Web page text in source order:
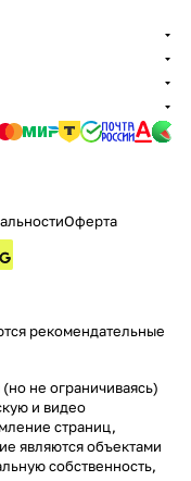
Оферта
рекомендательные
не ограничиваясь)
и видео
страниц,
являются объектами
собственность,